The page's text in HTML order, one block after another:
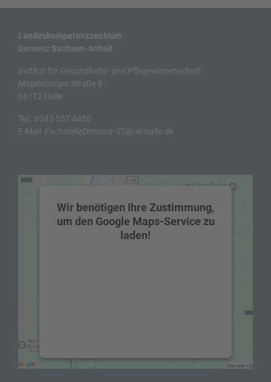
Landeskompetenzzentrum
Demenz Sachsen-Anhalt
Institut für Gesundheits- und Pflegewissenschaft
Magdeburger Straße 8
06112 Halle
Tel.: 0345 557 4450
E-Mail: FachstelleDemenz-ST@uk-halle.de
Wir benötigen Ihre Zustimmung,
um den Google Maps-Service zu
laden!